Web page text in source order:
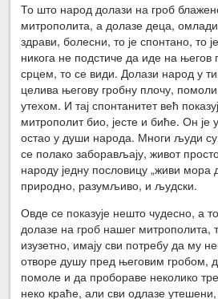
То што народ долази на гроб
митрополита, а долазе деца,
здрави, болесни, то је спонтано, то
никога не подстиче да иде на његов
срцем, то се види. Долази народ у
целива његову гробну плочу,
утехом. И тај спонтанитет већ
митрополит био, јесте и биће. Он
остао у души народа. Многи људи
се полако заборављају, живот
народу једну пословицу „живи мора
природно, разумљиво, и људски.
Овде се показује нешто чудесно, а
долазе на гроб нашег митрополита,
изузетно, имају сви потребу да му
отворе душу пред његовим гробом,
помоле и да пробораве неколико
неко краће, али сви одлазе